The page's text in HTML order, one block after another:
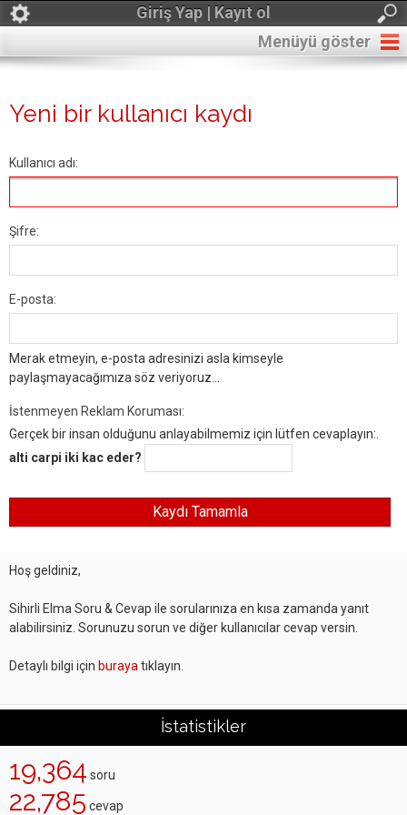
Giriş Yap | Kayıt ol
Menüyü göster
Yeni bir kullanıcı kaydı
Kullanıcı adı:
Şifre:
E-posta:
Merak etmeyin, e-posta adresinizi asla kimseyle
paylaşmayacağımıza söz veriyoruz...
İstenmeyen Reklam Koruması:
Gerçek bir insan olduğunu anlayabilmemiz için lütfen cevaplayın:.
alti carpi iki kac eder?
Hoş geldiniz,
Sihirli Elma Soru & Cevap ile sorularınıza en kısa zamanda yanıt
alabilirsiniz. Sorunuzu sorun ve diğer kullanıcılar cevap versin.
Detaylı bilgi için buraya tıklayın.
İstatistikler
19,364 soru
22,785 cevap